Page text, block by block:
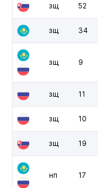
зщ 52
зщ 34
зщ 9
зщ 11
зщ 10
зщ 19
нп 17